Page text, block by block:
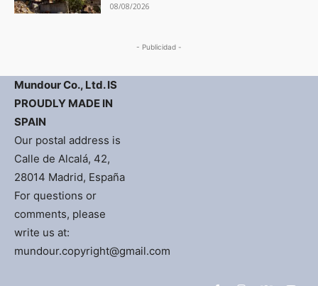
08/08/2026
- Publicidad -
Mundour Co., Ltd. IS
PROUDLY MADE IN
SPAIN
Our postal address is
Calle de Alcalá, 42,
28014 Madrid, España
For questions or
comments, please
write us at:
mundour.copyright@gmail.com